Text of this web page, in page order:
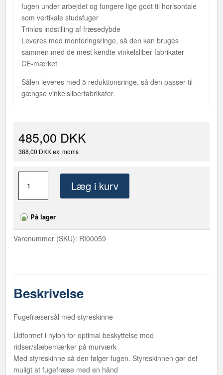
fugen under arbejdet og fungere lige godt til horisontale
som vertikale studsfuger
Trinløs indstilling af fræsedybde
Leveres med monteringsringe, så den kan bruges
sammen med de mest kendte vinkelsliber fabrikater
CE-mærket
Sålen leveres med 5 reduktionsringe, så den passer til
gængse vinkelsliberfabrikater.
485,00 DKK
388,00 DKK ex. moms
Fugefræsersål
med
styreskinne
nylon
Læg i kurv
På lager
Varenummer (SKU): RI00059
Beskrivelse
Fugefræsersål med styreskinne
Udformet i nylon for optimal beskyttelse mod
ridser/slæbemærker på murværk
Med styreskinne så den følger fugen. Styreskinnen gør det
muligt at fugefræse med en hånd